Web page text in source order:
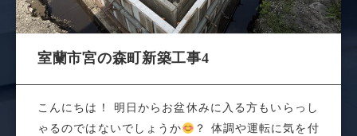
室蘭市宮の森町新築工事4
こんにちは！ 明日からお盆休みに入る方もいらっし
ゃるのではないでしょうか
？ 体調や運転に気を付